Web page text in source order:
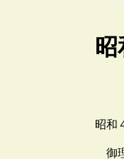
昭和
御